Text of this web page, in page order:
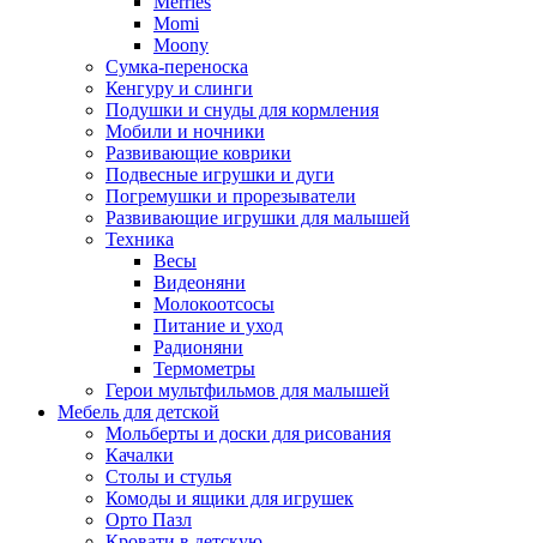
Momi
Moony
Сумка-переноска
Кенгуру и слинги
Подушки и снуды для кормления
Мобили и ночники
Развивающие коврики
Подвесные игрушки и дуги
Погремушки и прорезыватели
Развивающие игрушки для малышей
Техника
Весы
Видеоняни
Молокоотсосы
Питание и уход
Радионяни
Термометры
Герои мультфильмов для малышей
Мебель для детской
Мольберты и доски для рисования
Качалки
Столы и стулья
Комоды и ящики для игрушек
Орто Пазл